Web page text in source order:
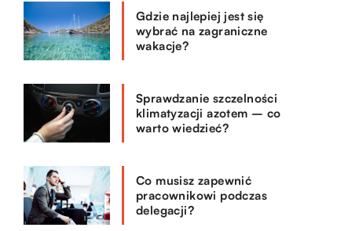
Gdzie najlepiej jest się
wybrać na zagraniczne
wakacje?
Sprawdzanie szczelności
klimatyzacji azotem – co
warto wiedzieć?
Co musisz zapewnić
pracownikowi podczas
delegacji?